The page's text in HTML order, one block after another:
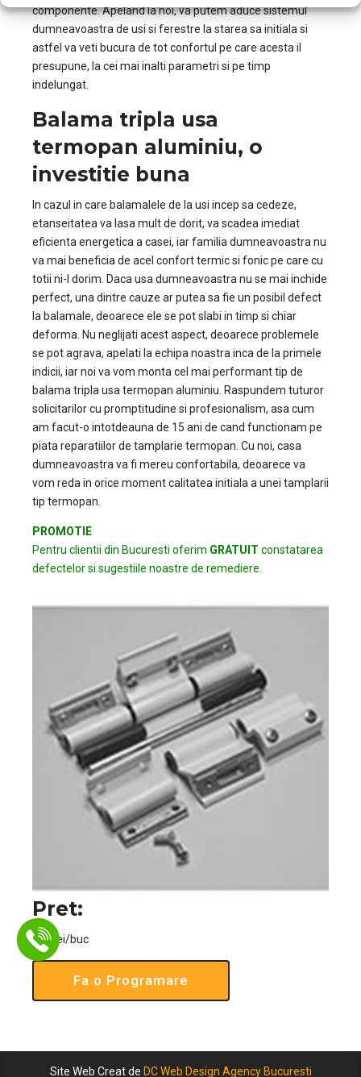
componente. Apeland la noi, va putem aduce sistemul
dumneavoastra de usi si ferestre la starea sa initiala si
astfel va veti bucura de tot confortul pe care acesta il
presupune, la cei mai inalti parametri si pe timp
indelungat.
Balama tripla usa
termopan aluminiu, o
investitie buna
In cazul in care balamalele de la usi incep sa cedeze,
etanseitatea va lasa mult de dorit, va scadea imediat
eficienta energetica a casei, iar familia dumneavoastra nu
va mai beneficia de acel confort termic si fonic pe care cu
totii ni-l dorim. Daca usa dumneavoastra nu se mai inchide
perfect, una dintre cauze ar putea sa fie un posibil defect
la balamale, deoarece ele se pot slabi in timp si chiar
deforma. Nu neglijati acest aspect, deoarece problemele
se pot agrava, apelati la echipa noastra inca de la primele
indicii, iar noi va vom monta cel mai performant tip de
balama tripla usa termopan aluminiu. Raspundem tuturor
solicitarilor cu promptitudine si profesionalism, asa cum
am facut-o intotdeauna de 15 ani de cand functionam pe
piata reparatiilor de tamplarie termopan. Cu noi, casa
dumneavoastra va fi mereu confortabila, deoarece va
vom reda in orice moment calitatea initiala a unei tamplarii
tip termopan.
PROMOTIE
Pentru clientii din Bucuresti oferim GRATUIT constatarea
defectelor si sugestiile noastre de remediere.
Pret:
120 lei/buc
Fa o Programare
Site Web Creat de DC Web Design Agency Bucuresti